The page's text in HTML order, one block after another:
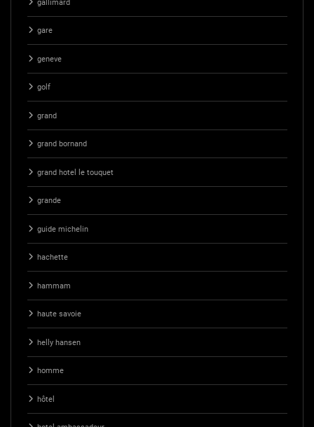
gallimard
gare
geneve
golf
grand
grand bornand
grand hotel le touquet
grande
guide michelin
hachette
hammam
haute savoie
helly hansen
homme
hôtel